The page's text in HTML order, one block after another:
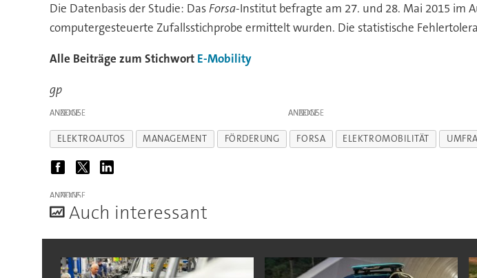
Die Datenbasis der Studie: DasForsa-Institut befragte am 27. und 28. Mai 2015 im
computergesteuerte Zufallsstichprobe ermittelt wurden. Die statistische
Alle Beiträge zum Stichwort E-Mobility
gp
ANZEIGE ANZEIGE
ELEKTROAUTOS MANAGEMENT FÖRDERUNG FORSA ELEKTROMOBILITÄT
ANZEIGE
Auch interessant